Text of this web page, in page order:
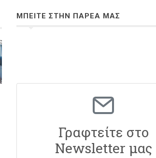
ΜΠΕΙΤΕ ΣΤΗΝ ΠΑΡΕΑ ΜΑΣ
Γραφτείτε στο
Newsletter μας